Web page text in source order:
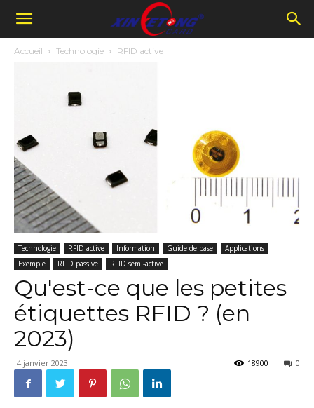
Accueil Technologie RFID active
Technologie RFID active Information Guide de base
Applications
Exemple
RFID passive RFID semi-active
Qu'est-ce que les petites
étiquettes RFID ? (en
2023)
4 janvier 2023 0
18900